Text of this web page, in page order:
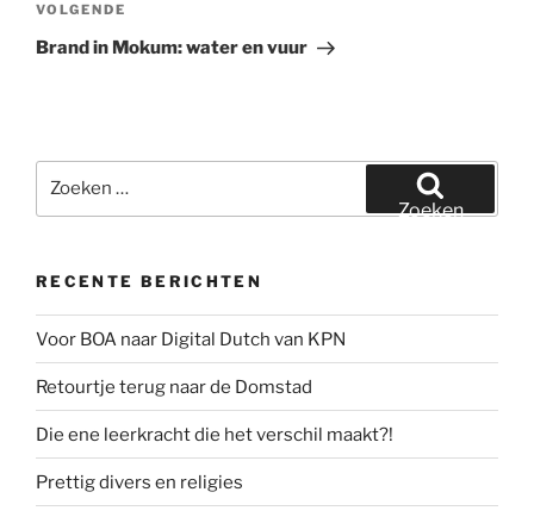
Volgend
bericht
VOLGENDE
Brand in Mokum: water en vuur
naar:
Zoeken
RECENTE BERICHTEN
Voor BOA naar Digital Dutch van KPN
Retourtje terug naar de Domstad
Die ene leerkracht die het verschil maakt?!
Prettig divers en religies